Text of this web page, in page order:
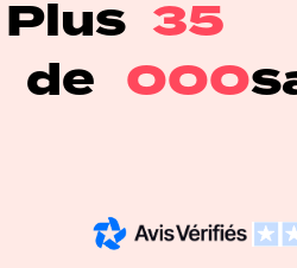
Plus
de
35
000